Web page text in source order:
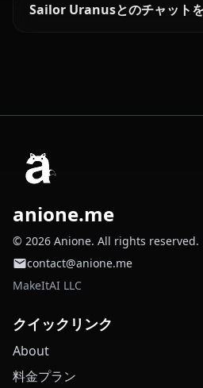
Sailor Uranusとのチャット
anione.me
© 2026 Anione. All rights reserved.
contact@anione.me
MakeItAI LLC
クイックリンク
About
料金プラン